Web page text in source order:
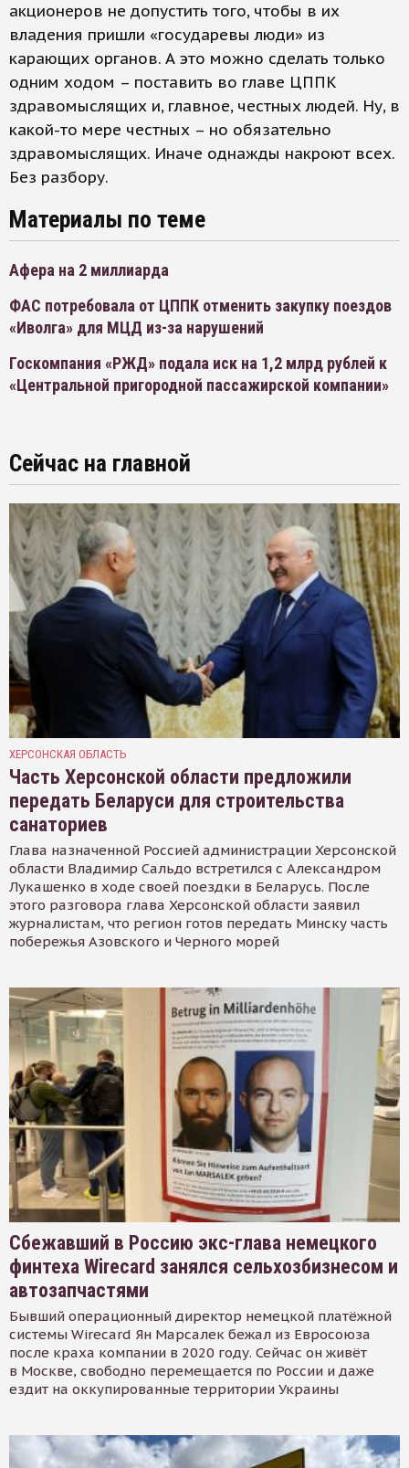
акционеров не допустить того, чтобы в их
владения пришли «государевы люди» из
карающих органов. А это можно сделать только
одним ходом – поставить во главе ЦППК
здравомыслящих и, главное, честных людей. Ну, в
какой-то мере честных – но обязательно
здравомыслящих. Иначе однажды накроют всех.
Без разбору.
Материалы по теме
Афера на 2 миллиарда
ФАС потребовала от ЦППК отменить закупку поездов
«Иволга» для МЦД из-за нарушений
Госкомпания «РЖД» подала иск на 1,2 млрд рублей к
«Центральной пригородной пассажирской компании»
Сейчас на главной
ХЕРСОНСКАЯ ОБЛАСТЬ
Часть Херсонской области предложили
передать Беларуси для строительства
санаториев
Глава назначенной Россией администрации Херсонской
области Владимир Сальдо встретился с Александром
Лукашенко в ходе своей поездки в Беларусь. После
этого разговора глава Херсонской области заявил
журналистам, что регион готов передать Минску часть
побережья Азовского и Черного морей
Сбежавший в Россию экс-глава немецкого
финтеха Wirecard занялся сельхозбизнесом и
автозапчастями
Бывший операционный директор немецкой платёжной
системы Wirecard Ян Марсалек бежал из Евросоюза
после краха компании в 2020 году. Сейчас он живёт
в Москве, свободно перемещается по России и даже
ездит на оккупированные территории Украины